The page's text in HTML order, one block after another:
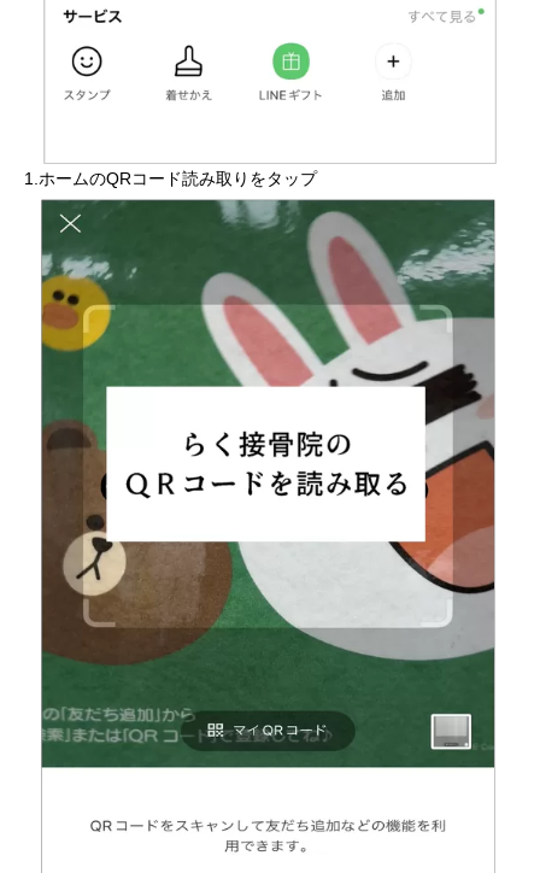
1.ホームのQRコード読み取りをタップ